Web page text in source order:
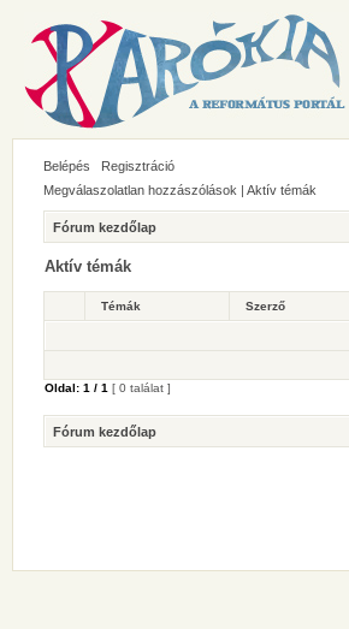
Belépés Regisztráció
Megválaszolatlan hozzászólások | Aktív témák
Fórum kezdőlap
Aktív témák
Témák Szerző
Oldal: 1 / 1 [ 0 találat ]
Fórum kezdőlap